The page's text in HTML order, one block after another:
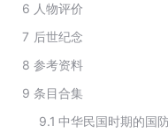
6 人物评价
7 后世纪念
8 参考资料
9 条目合集
9.1